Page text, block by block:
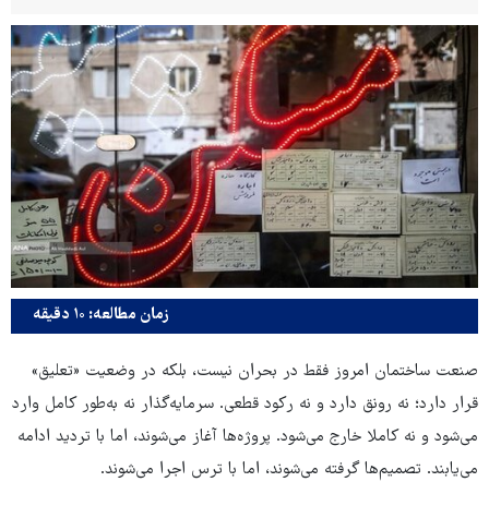
زمان مطالعه: ۱۰ دقیقه
صنعت ساختمان امروز فقط در بحران نیست، بلکه در وضعیت «تعلیق»
قرار دارد؛ نه رونق دارد و نه رکود قطعی. سرمایه‌گذار نه به‌طور کامل وارد
می‌شود و نه کاملا خارج می‌شود. پروژه‌ها آغاز می‌شوند، اما با تردید ادامه
می‌یابند. تصمیم‌ها گرفته می‌شوند، اما با ترس اجرا می‌شوند.